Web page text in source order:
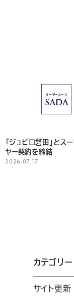
夏期休業のお知らせ
2026.07.14
カテゴリー
サイト更新